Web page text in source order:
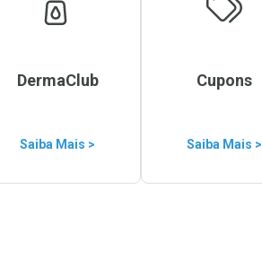
DermaClub
Saiba Mais >
Cupons
Saiba Mais >